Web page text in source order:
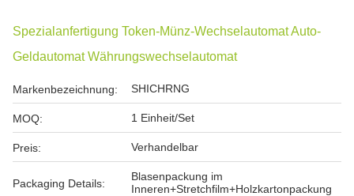
Spezialanfertigung Token-Münz-Wechselautomat Auto-
Geldautomat Währungswechselautomat
Markenbezeichnung: SHICHRNG
MOQ: 1 Einheit/Set
Preis: Verhandelbar
Packaging Details:
Blasenpackung im
Inneren+Stretchfilm+Holzkartonpackung